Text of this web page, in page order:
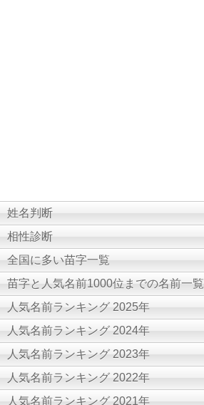
姓名判断
相性診断
全国に多い苗字一覧
苗字と人気名前1000位までの名前一覧
人気名前ランキング 2025年
人気名前ランキング 2024年
人気名前ランキング 2023年
人気名前ランキング 2022年
人気名前ランキング 2021年